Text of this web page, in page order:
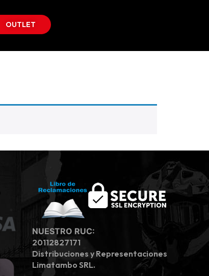
OUTLET
NUESTRO RUC:
20112827171
Distribuciones y Representaciones
Limatambo SRL.